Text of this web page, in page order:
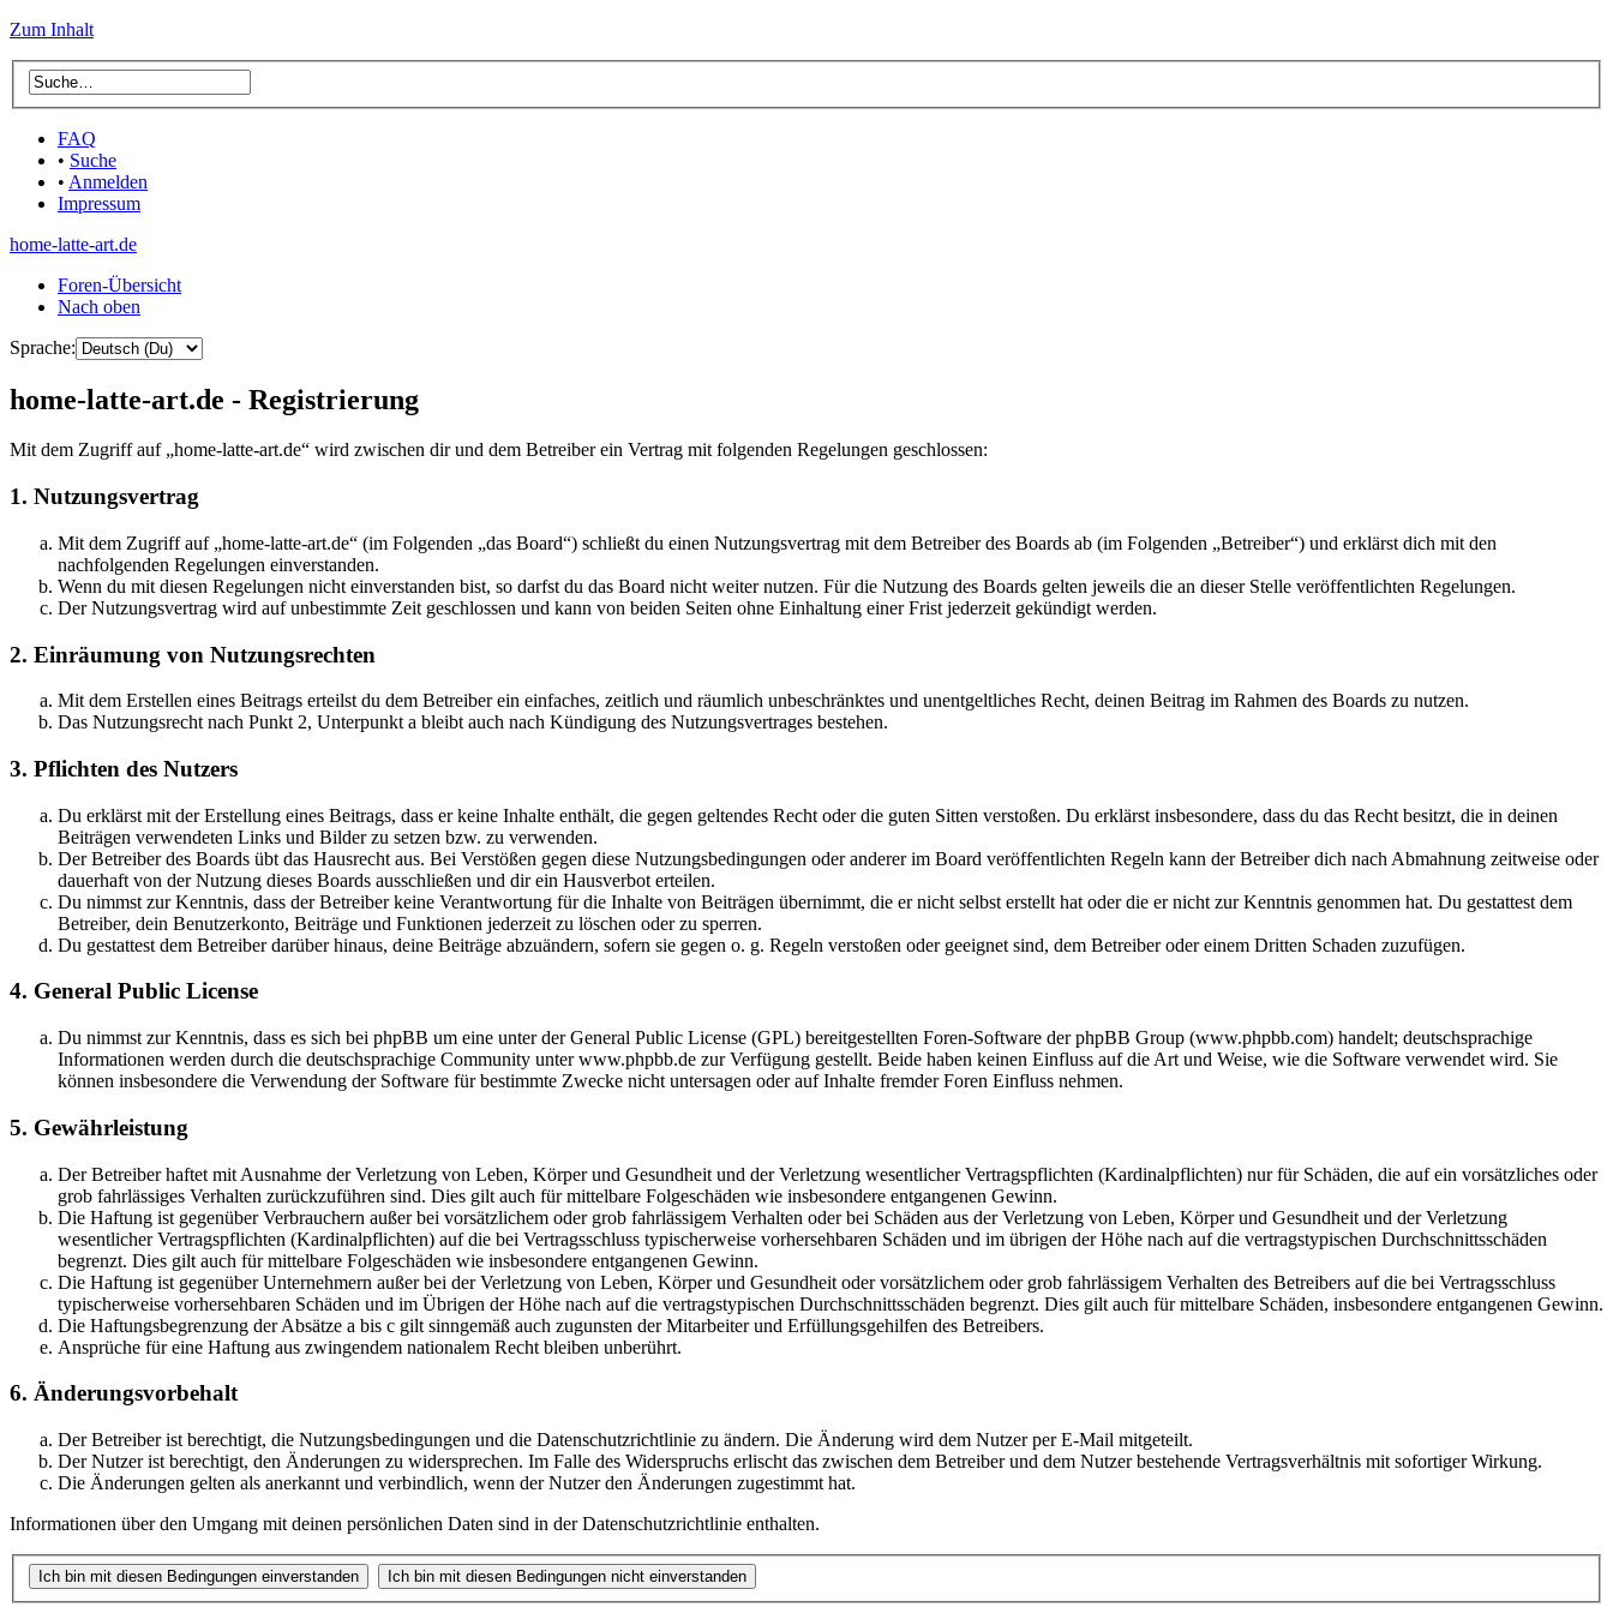
Zum Inhalt
FAQ
• Suche
• Anmelden
Impressum
home-latte-art.de
Foren-Übersicht
Nach oben
Sprache:
home-latte-art.de - Registrierung
Mit dem Zugriff auf „home-latte-art.de“ wird zwischen dir und dem Betreiber ein Vertrag mit folgenden Regelungen geschlossen:
1. Nutzungsvertrag
Mit dem Zugriff auf „home-latte-art.de“ (im Folgenden „das Board“) schließt du einen Nutzungsvertrag mit dem Betreiber des Boards ab (im Folgenden „Betreiber“) und erklärst dich mit den
nachfolgenden Regelungen einverstanden.
Wenn du mit diesen Regelungen nicht einverstanden bist, so darfst du das Board nicht weiter nutzen. Für die Nutzung des Boards gelten jeweils die an dieser Stelle veröffentlichten Regelungen.
Der Nutzungsvertrag wird auf unbestimmte Zeit geschlossen und kann von beiden Seiten ohne Einhaltung einer Frist jederzeit gekündigt werden.
2. Einräumung von Nutzungsrechten
Mit dem Erstellen eines Beitrags erteilst du dem Betreiber ein einfaches, zeitlich und räumlich unbeschränktes und unentgeltliches Recht, deinen Beitrag im Rahmen des Boards zu nutzen.
Das Nutzungsrecht nach Punkt 2, Unterpunkt a bleibt auch nach Kündigung des Nutzungsvertrages bestehen.
3. Pflichten des Nutzers
Du erklärst mit der Erstellung eines Beitrags, dass er keine Inhalte enthält, die gegen geltendes Recht oder die guten Sitten verstoßen. Du erklärst insbesondere, dass du das Recht besitzt, die in deinen
Beiträgen verwendeten Links und Bilder zu setzen bzw. zu verwenden.
Der Betreiber des Boards übt das Hausrecht aus. Bei Verstößen gegen diese Nutzungsbedingungen oder anderer im Board veröffentlichten Regeln kann der Betreiber dich nach Abmahnung zeitweise oder
dauerhaft von der Nutzung dieses Boards ausschließen und dir ein Hausverbot erteilen.
Du nimmst zur Kenntnis, dass der Betreiber keine Verantwortung für die Inhalte von Beiträgen übernimmt, die er nicht selbst erstellt hat oder die er nicht zur Kenntnis genommen hat. Du gestattest dem
Betreiber, dein Benutzerkonto, Beiträge und Funktionen jederzeit zu löschen oder zu sperren.
Du gestattest dem Betreiber darüber hinaus, deine Beiträge abzuändern, sofern sie gegen o. g. Regeln verstoßen oder geeignet sind, dem Betreiber oder einem Dritten Schaden zuzufügen.
4. General Public License
Du nimmst zur Kenntnis, dass es sich bei phpBB um eine unter der General Public License (GPL) bereitgestellten Foren-Software der phpBB Group (www.phpbb.com) handelt; deutschsprachige
Informationen werden durch die deutschsprachige Community unter www.phpbb.de zur Verfügung gestellt. Beide haben keinen Einfluss auf die Art und Weise, wie die Software verwendet wird. Sie
können insbesondere die Verwendung der Software für bestimmte Zwecke nicht untersagen oder auf Inhalte fremder Foren Einfluss nehmen.
5. Gewährleistung
Der Betreiber haftet mit Ausnahme der Verletzung von Leben, Körper und Gesundheit und der Verletzung wesentlicher Vertragspflichten (Kardinalpflichten) nur für Schäden, die auf ein vorsätzliches oder
grob fahrlässiges Verhalten zurückzuführen sind. Dies gilt auch für mittelbare Folgeschäden wie insbesondere entgangenen Gewinn.
Die Haftung ist gegenüber Verbrauchern außer bei vorsätzlichem oder grob fahrlässigem Verhalten oder bei Schäden aus der Verletzung von Leben, Körper und Gesundheit und der Verletzung
wesentlicher Vertragspflichten (Kardinalpflichten) auf die bei Vertragsschluss typischerweise vorhersehbaren Schäden und im übrigen der Höhe nach auf die vertragstypischen Durchschnittsschäden
begrenzt. Dies gilt auch für mittelbare Folgeschäden wie insbesondere entgangenen Gewinn.
Die Haftung ist gegenüber Unternehmern außer bei der Verletzung von Leben, Körper und Gesundheit oder vorsätzlichem oder grob fahrlässigem Verhalten des Betreibers auf die bei Vertragsschluss
typischerweise vorhersehbaren Schäden und im Übrigen der Höhe nach auf die vertragstypischen Durchschnittsschäden begrenzt. Dies gilt auch für mittelbare Schäden, insbesondere entgangenen Gewinn.
Die Haftungsbegrenzung der Absätze a bis c gilt sinngemäß auch zugunsten der Mitarbeiter und Erfüllungsgehilfen des Betreibers.
Ansprüche für eine Haftung aus zwingendem nationalem Recht bleiben unberührt.
6. Änderungsvorbehalt
Der Betreiber ist berechtigt, die Nutzungsbedingungen und die Datenschutzrichtlinie zu ändern. Die Änderung wird dem Nutzer per E-Mail mitgeteilt.
Der Nutzer ist berechtigt, den Änderungen zu widersprechen. Im Falle des Widerspruchs erlischt das zwischen dem Betreiber und dem Nutzer bestehende Vertragsverhältnis mit sofortiger Wirkung.
Die Änderungen gelten als anerkannt und verbindlich, wenn der Nutzer den Änderungen zugestimmt hat.
Informationen über den Umgang mit deinen persönlichen Daten sind in der Datenschutzrichtlinie enthalten.